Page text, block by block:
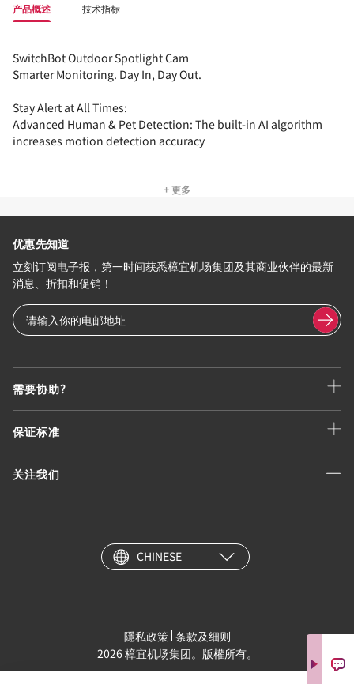
产品概述 技术指标
SwitchBot Outdoor Spotlight Cam
Smarter Monitoring. Day In, Day Out.
Stay Alert at All Times:
Advanced Human & Pet Detection: The built-in AI algorithm
increases motion detection accuracy
+ 更多
需要协助?
保证标准
关注我们
优惠先知道
立刻订阅电子报，第一时间获悉樟宜机场集团及其商业伙伴的最新
消息、折扣和促销！
CHINESE
隱私政策 条款及细则
2026 樟宜机场集团。版權所有。